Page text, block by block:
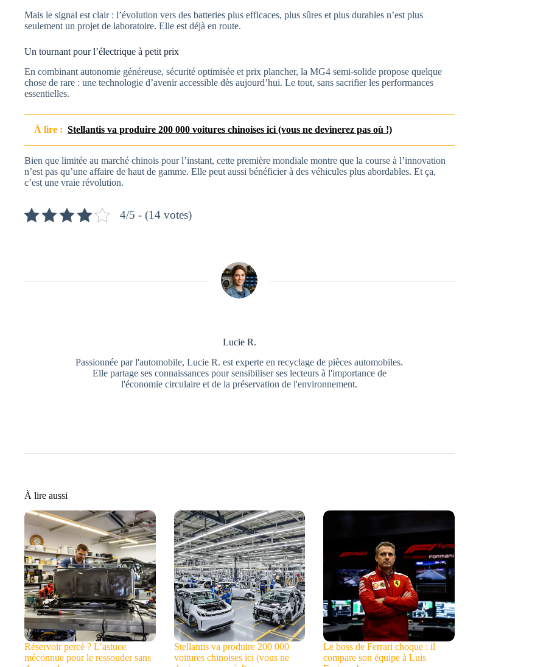
Mais le signal est clair : l’évolution vers des batteries plus efficaces, plus sûres et plus durables n’est plus
seulement un projet de laboratoire. Elle est déjà en route.
Un tournant pour l’électrique à petit prix
En combinant autonomie généreuse, sécurité optimisée et prix plancher, la MG4 semi-solide propose quelque
chose de rare : une technologie d’avenir accessible dès aujourd’hui. Le tout, sans sacrifier les performances
essentielles.
À lire : Stellantis va produire 200 000 voitures chinoises ici (vous ne devinerez pas où !)
Bien que limitée au marché chinois pour l’instant, cette première mondiale montre que la course à l’innovation
n’est pas qu’une affaire de haut de gamme. Elle peut aussi bénéficier à des véhicules plus abordables. Et ça,
c’est une vraie révolution.
4/5 - (14 votes)
Lucie R.
Passionnée par l'automobile, Lucie R. est experte en recyclage de pièces automobiles.
Elle partage ses connaissances pour sensibiliser ses lecteurs à l'importance de
l'économie circulaire et de la préservation de l'environnement.
À lire aussi
Réservoir percé ? L’astuce
méconnue pour le ressouder sans
Stellantis va produire 200 000
voitures chinoises ici (vous ne
Le boss de Ferrari choque : il
compare son équipe à Luis